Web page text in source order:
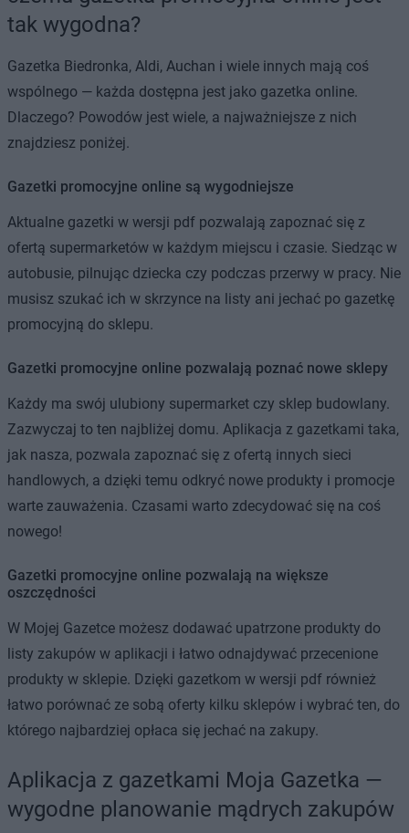
tak wygodna?
Gazetka Biedronka, Aldi, Auchan i wiele innych mają coś
wspólnego — każda dostępna jest jako gazetka online.
Dlaczego? Powodów jest wiele, a najważniejsze z nich
znajdziesz poniżej.
Gazetki promocyjne online są wygodniejsze
Aktualne gazetki w wersji pdf pozwalają zapoznać się z
ofertą supermarketów w każdym miejscu i czasie. Siedząc w
autobusie, pilnując dziecka czy podczas przerwy w pracy. Nie
musisz szukać ich w skrzynce na listy ani jechać po gazetkę
promocyjną do sklepu.
Gazetki promocyjne online pozwalają poznać nowe sklepy
Każdy ma swój ulubiony supermarket czy sklep budowlany.
Zazwyczaj to ten najbliżej domu. Aplikacja z gazetkami taka,
jak nasza, pozwala zapoznać się z ofertą innych sieci
handlowych, a dzięki temu odkryć nowe produkty i promocje
warte zauważenia. Czasami warto zdecydować się na coś
nowego!
Gazetki promocyjne online pozwalają na większe
oszczędności
W Mojej Gazetce możesz dodawać upatrzone produkty do
listy zakupów w aplikacji i łatwo odnajdywać przecenione
produkty w sklepie. Dzięki gazetkom w wersji pdf również
łatwo porównać ze sobą oferty kilku sklepów i wybrać ten, do
którego najbardziej opłaca się jechać na zakupy.
Aplikacja z gazetkami Moja Gazetka —
wygodne planowanie mądrych zakupów